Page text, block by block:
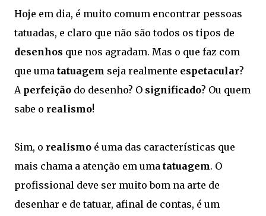
Hoje em dia, é muito comum encontrar pessoas
tatuadas, e claro que não são todos os tipos de
desenhos que nos agradam. Mas o que faz com
que uma tatuagem seja realmente espetacular?
A perfeição do desenho? O significado? Ou quem
sabe o realismo!
Sim, o realismo é uma das características que
mais chama a atenção em uma tatuagem. O
profissional deve ser muito bom na arte de
desenhar e de tatuar, afinal de contas, é um